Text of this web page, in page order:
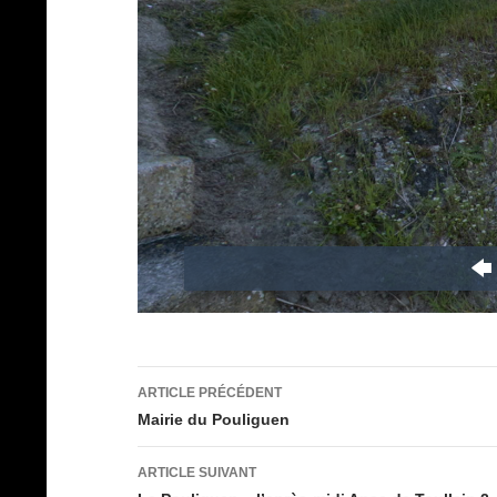
Navigation
des
articles
ARTICLE PRÉCÉDENT
Mairie du Pouliguen
ARTICLE SUIVANT